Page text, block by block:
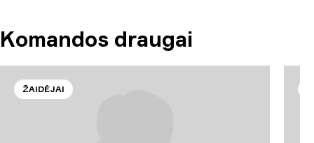
Komandos draugai
ŽAIDĖJAI